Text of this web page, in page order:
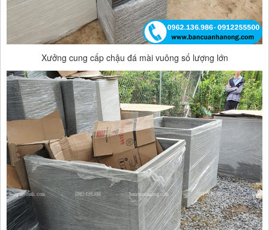
Xưởng cung cấp chậu đá mài vuông số lượng lớn